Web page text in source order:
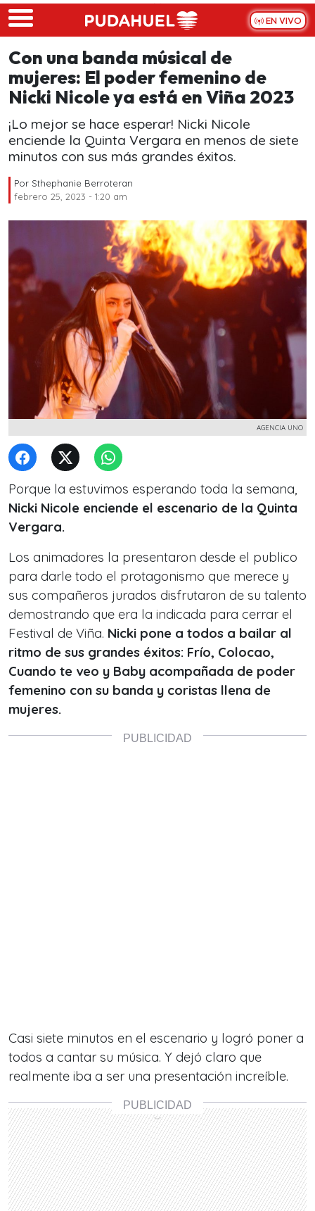
Skip to main content
EN VIVO
Con una banda músical de
mujeres: El poder femenino de
Nicki Nicole ya está en Viña 2023
¡Lo mejor se hace esperar! Nicki Nicole
enciende la Quinta Vergara en menos de siete
minutos con sus más grandes éxitos.
Por Sthephanie Berroteran
febrero 25, 2023 - 1:20 am
AGENCIA UNO
Porque la estuvimos esperando toda la semana,
Nicki Nicole enciende el escenario de la Quinta
Vergara.
Los animadores la presentaron desde el publico
para darle todo el protagonismo que merece y
sus compañeros jurados disfrutaron de su talento
demostrando que era la indicada para cerrar el
Festival de Viña. Nicki pone a todos a bailar al
ritmo de sus grandes éxitos: Frío, Colocao,
Cuando te veo y Baby acompañada de poder
femenino con su banda y coristas llena de
mujeres.
Casi siete minutos en el escenario y logró poner a
todos a cantar su música. Y dejó claro que
realmente iba a ser una presentación increíble.